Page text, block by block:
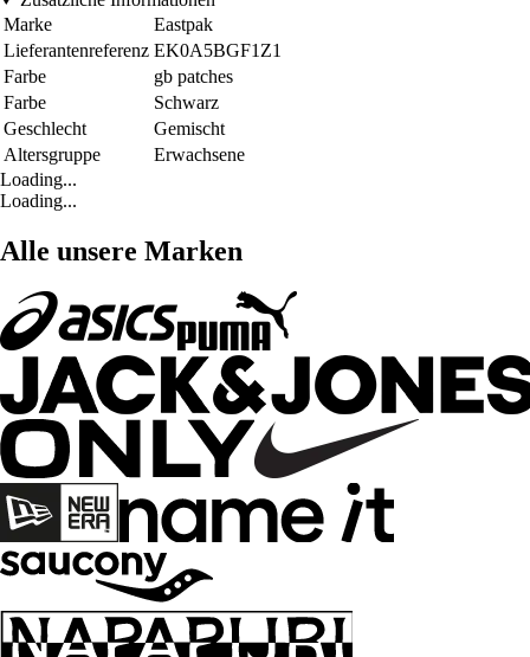
Marke
Eastpak
Lieferantenreferenz EK0A5BGF1Z1
Farbe
gb patches
Farbe
Schwarz
Geschlecht
Gemischt
Altersgruppe
Erwachsene
Loading...
Loading...
Alle unsere Marken